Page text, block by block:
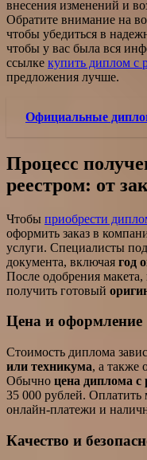
внесения изменений и
Обратите внимание на
чтобы убедиться в
чтобы у вас была вся
ссылке купить диплом с
предложения лучше.
Официальные
Процесс
реестром: от
Чтобы приобрести
оформить заказ в
услуги. Специалисты
документа, включая год
После одобрения
получить готовый
Цена и оформление
Стоимость диплома
или техникума, а также
Обычно цена диплома с
35 000 рублей.
онлайн-платежи и
Качество и